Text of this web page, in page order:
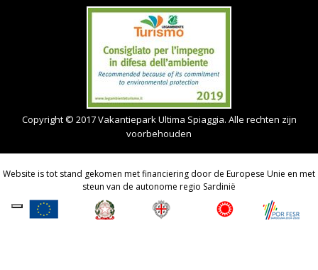
Copyright © 2017 Vakantiepark Ultima Spiaggia. Alle rechten zijn
voorbehouden
Website is tot stand gekomen met financiering door de Europese Unie en met
steun van de autonome regio Sardinië